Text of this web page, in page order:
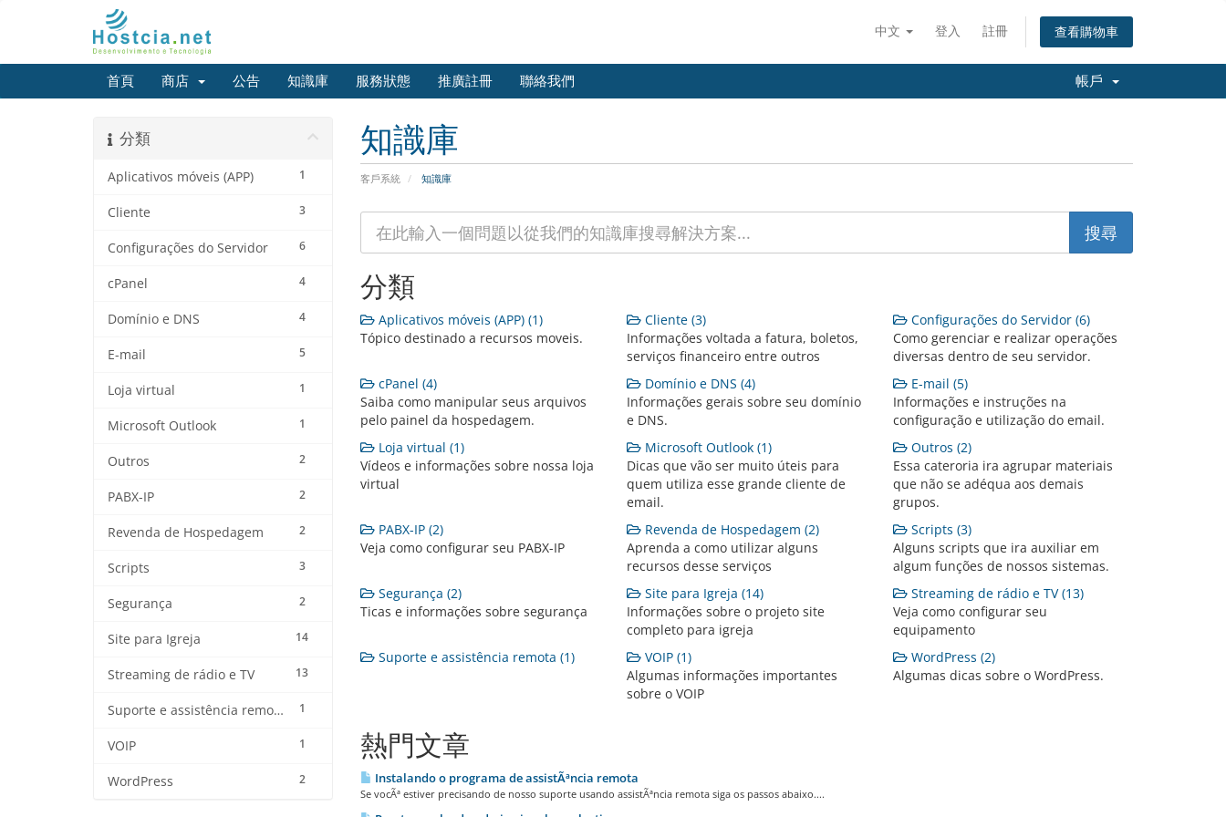
中文 登入 註冊 查看購物車
首頁 商店 公告 知識庫 服務狀態 推廣註冊 聯絡我們 帳戶
知識庫
客戶系統 知識庫
分類
1
Aplicativos móveis (APP)
3
Cliente
6
Configurações do Servidor
4
cPanel
4
Domínio e DNS
5
E-mail
1
Loja virtual
1
Microsoft Outlook
2
Outros
2
PABX-IP
2
Revenda de Hospedagem
3
Scripts
2
Segurança
14
Site para Igreja
13
Streaming de rádio e TV
1
Suporte e assistência remota
1
VOIP
2
WordPress
分類
Aplicativos móveis (APP) (1)
Tópico destinado a recursos moveis.
Cliente (3)
Informações voltada a fatura, boletos,
serviços financeiro entre outros
Configurações do Servidor (6)
Como gerenciar e realizar operações
diversas dentro de seu servidor.
cPanel (4)
Saiba como manipular seus arquivos
pelo painel da hospedagem.
Domínio e DNS (4)
Informações gerais sobre seu domínio
e DNS.
E-mail (5)
Informações e instruções na
configuração e utilização do email.
Loja virtual (1)
Vídeos e informações sobre nossa loja
virtual
Microsoft Outlook (1)
Dicas que vão ser muito úteis para
quem utiliza esse grande cliente de
email.
Outros (2)
Essa cateroria ira agrupar materiais
que não se adéqua aos demais
grupos.
PABX-IP (2)
Veja como configurar seu PABX-IP
Revenda de Hospedagem (2)
Aprenda a como utilizar alguns
recursos desse serviços
Scripts (3)
Alguns scripts que ira auxiliar em
algum funções de nossos sistemas.
Segurança (2)
Ticas e informações sobre segurança
Site para Igreja (14)
Informações sobre o projeto site
completo para igreja
Streaming de rádio e TV (13)
Veja como configurar seu
equipamento
Suporte e assistência remota (1)
VOIP (1)
Algumas informações importantes
sobre o VOIP
WordPress (2)
Algumas dicas sobre o WordPress.
熱門文章
Instalando o programa de assistÃªncia remota
Se vocÃª estiver precisando de nosso suporte usando assistÃªncia remota siga os passos abaixo....